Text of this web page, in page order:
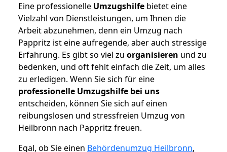
Eine professionelle Umzugshilfe bietet eine
Vielzahl von Dienstleistungen, um Ihnen die
Arbeit abzunehmen, denn ein Umzug nach
Pappritz ist eine aufregende, aber auch stressige
Erfahrung. Es gibt so viel zu organisieren und zu
bedenken, und oft fehlt einfach die Zeit, um alles
zu erledigen. Wenn Sie sich für eine
professionelle Umzugshilfe bei uns
entscheiden, können Sie sich auf einen
reibungslosen und stressfreien Umzug von
Heilbronn nach Pappritz freuen.
Egal, ob Sie einen Behördenumzug Heilbronn,